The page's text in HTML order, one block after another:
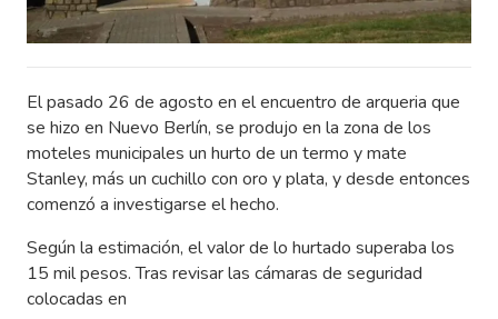
El pasado 26 de agosto en el encuentro de arqueria que
se hizo en Nuevo Berlín, se produjo en la zona de los
moteles municipales un hurto de un termo y mate
Stanley, más un cuchillo con oro y plata, y desde entonces
comenzó a investigarse el hecho.
Según la estimación, el valor de lo hurtado superaba los
15 mil pesos. Tras revisar las cámaras de seguridad
colocadas en